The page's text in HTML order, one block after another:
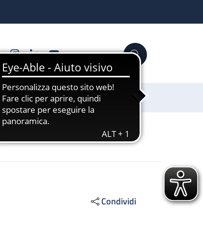
FacebookInstagram
LinkedinYouTube Cerca
Sostienici
Condividi